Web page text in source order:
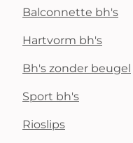
Balconnette bh's
Hartvorm bh's
Bh's zonder beugel
Sport bh's
Rioslips